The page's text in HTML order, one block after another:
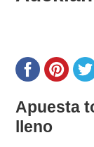
Apuesta
lleno